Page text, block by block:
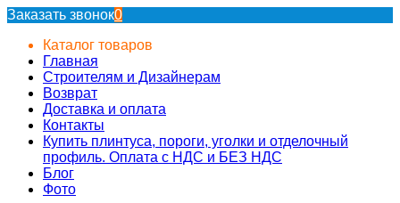
Заказать звонок0
Каталог товаров
Главная
Строителям и Дизайнерам
Возврат
Доставка и оплата
Контакты
Купить плинтуса, пороги, уголки и отделочный
профиль. Оплата с НДС и БЕЗ НДС
Блог
Фото